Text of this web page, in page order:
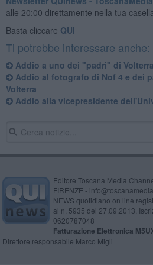
alle 20:00 direttamente nella tua
Basta cliccare QUI
Ti potrebbe interessare anche:
Addio a uno dei "padri" di
Addio al fotografo di Nof 4 e dei
Volterra
Addio alla vicepresidente
Editore Toscana Media
FIRENZE -
NEWS quotidiano on line
al n. 5935 del 27.09.2013.
0620787048
Fatturazione Elettronica
Direttore responsabile Marco Migli